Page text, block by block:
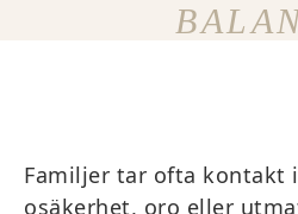
Familjer tar ofta kontakt
osäkerhet, oro eller